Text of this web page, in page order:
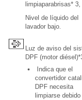
limpiaparabrisas* 3,
Nivel de líquido del
lavador bajo.
Luz de aviso del
DPF (motor
Indica que el
convertidor
DPF necesita
limpiarse debido